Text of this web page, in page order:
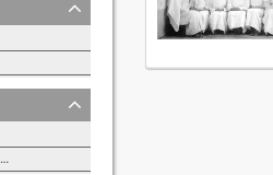
1
Liga Nacional Defensora de la Libertad Religiosa